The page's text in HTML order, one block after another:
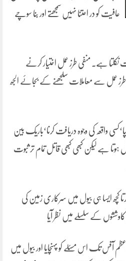
عافیت کو در اعتنا نہیں سمجھتے اور بنا سوچے
ہے۔ منفی طرز عمل اختیار کرنے
عمل سے معاملات سلجھنے کے بجائے الجھ
واقعہ کی وجوہ دریافت کرنا‘باریک بین
ہوتا ہے لیکن کبھی کبھی قاتل تمام تر ثبوت
کچھ ایسا ہی بیول میں سرکاری زمین کی
کے سلسلے میں نظر آیا
تک اس مسئلے کو پہنچایا اور بیول میں